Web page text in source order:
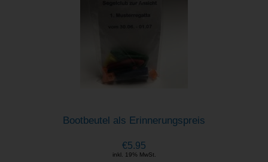
Bootbeutel als Erinnerungspreis
€5.95
inkl. 19% MwSt.